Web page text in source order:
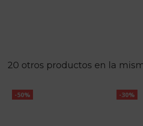
20 otros productos en la
-50% -30%